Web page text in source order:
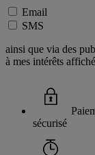
Email
SMS
ainsi que via des
à mes intérêts
sécurisé